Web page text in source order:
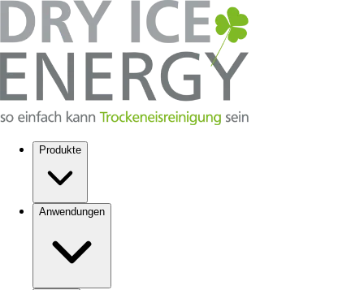
Produkte
Anwendungen